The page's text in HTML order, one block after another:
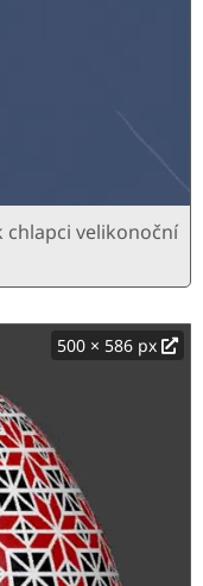
chlapci velikonoční
500 × 586 px